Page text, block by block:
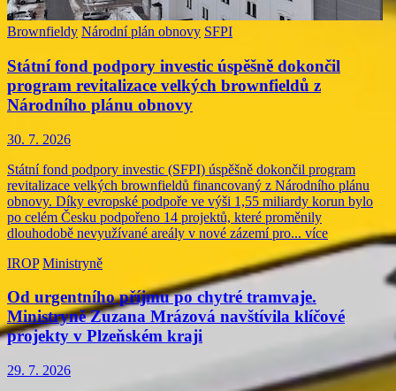
Brownfieldy Národní plán obnovy SFPI
Státní fond podpory investic úspěšně dokončil
program revitalizace velkých brownfieldů z
Národního plánu obnovy
30. 7. 2026
Státní fond podpory investic (SFPI) úspěšně dokončil program
revitalizace velkých brownfieldů financovaný z Národního plánu
obnovy. Díky evropské podpoře ve výši 1,55 miliardy korun bylo
po celém Česku podpořeno 14 projektů, které proměnily
dlouhodobě nevyužívané areály v nové zázemí pro... více
IROP Ministryně
Od urgentního příjmu po chytré tramvaje.
Ministryně Zuzana Mrázová navštívila klíčové
projekty v Plzeňském kraji
29. 7. 2026